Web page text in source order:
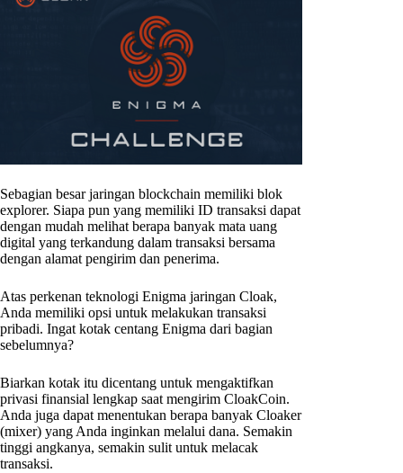
Sebagian besar jaringan blockchain memiliki blok
explorer. Siapa pun yang memiliki ID transaksi dapat
dengan mudah melihat berapa banyak mata uang
digital yang terkandung dalam transaksi bersama
dengan alamat pengirim dan penerima.
Atas perkenan teknologi Enigma jaringan Cloak,
Anda memiliki opsi untuk melakukan transaksi
pribadi. Ingat kotak centang Enigma dari bagian
sebelumnya?
Biarkan kotak itu dicentang untuk mengaktifkan
privasi finansial lengkap saat mengirim CloakCoin.
Anda juga dapat menentukan berapa banyak Cloaker
(mixer) yang Anda inginkan melalui dana. Semakin
tinggi angkanya, semakin sulit untuk melacak
transaksi.